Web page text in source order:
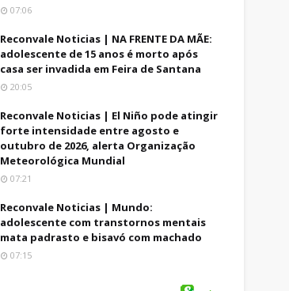
07:06
Reconvale Noticias | NA FRENTE DA MÃE:
adolescente de 15 anos é morto após
casa ser invadida em Feira de Santana
20:05
Reconvale Noticias | El Niño pode atingir
forte intensidade entre agosto e
outubro de 2026, alerta Organização
Meteorológica Mundial
07:21
Reconvale Noticias | Mundo:
adolescente com transtornos mentais
mata padrasto e bisavó com machado
07:15